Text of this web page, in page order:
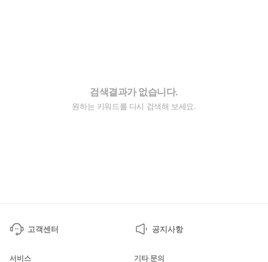
검색결과가 없습니다.
원하는 키워드를 다시 검색해 보세요.
고객센터 공지사항
서비스 기타 문의